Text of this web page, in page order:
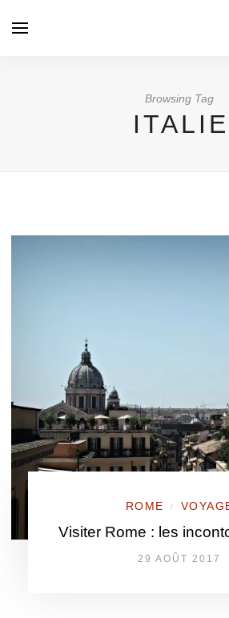
Browsing Tag
ITALIE
ROME /
Visiter Rome : les
29 AOÛT 2017